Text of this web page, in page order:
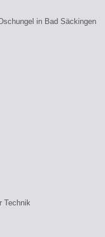
in Bad Säckingen
Technik